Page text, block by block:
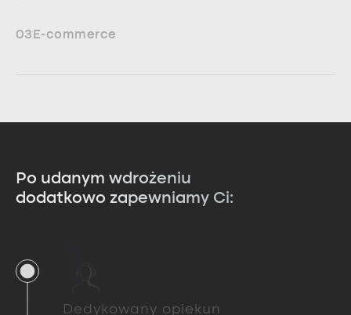
03E-commerce
Po udanym wdrożeniu
dodatkowo zapewniamy Ci:
Dedykowany opiekun